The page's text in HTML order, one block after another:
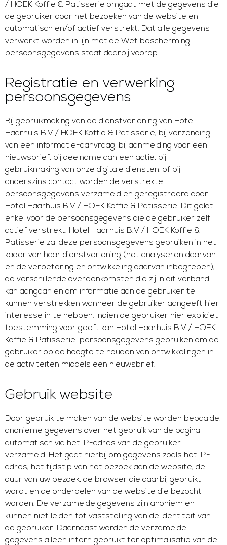
/ HOEK Koffie & Patisserie omgaat met de gegevens die
de gebruiker door het bezoeken van de website en
automatisch en/of actief verstrekt. Dat alle gegevens
verwerkt worden in lijn met de Wet bescherming
persoonsgegevens staat daarbij voorop.
Registratie en verwerking
persoonsgegevens
Bij gebruikmaking van de dienstverlening van Hotel
Haarhuis B.V / HOEK Koffie & Patisserie, bij verzending
van een informatie-aanvraag, bij aanmelding voor een
nieuwsbrief, bij deelname aan een actie, bij
gebruikmaking van onze digitale diensten, of bij
anderszins contact worden de verstrekte
persoonsgegevens verzameld en geregistreerd door
Hotel Haarhuis B.V / HOEK Koffie & Patisserie. Dit geldt
enkel voor de persoonsgegevens die de gebruiker zelf
actief verstrekt. Hotel Haarhuis B.V / HOEK Koffie &
Patisserie zal deze persoonsgegevens gebruiken in het
kader van haar dienstverlening (het analyseren daarvan
en de verbetering en ontwikkeling daarvan inbegrepen),
de verschillende overeenkomsten die zij in dit verband
kan aangaan en om informatie aan de gebruiker te
kunnen verstrekken wanneer de gebruiker aangeeft hier
interesse in te hebben. Indien de gebruiker hier expliciet
toestemming voor geeft kan Hotel Haarhuis B.V / HOEK
Koffie & Patisserie persoonsgegevens gebruiken om de
gebruiker op de hoogte te houden van ontwikkelingen in
de activiteiten middels een nieuwsbrief.
Gebruik website
Door gebruik te maken van de website worden bepaalde,
anonieme gegevens over het gebruik van de pagina
automatisch via het IP-adres van de gebruiker
verzameld. Het gaat hierbij om gegevens zoals het IP-
adres, het tijdstip van het bezoek aan de website, de
duur van uw bezoek, de browser die daarbij gebruikt
wordt en de onderdelen van de website die bezocht
worden. De verzamelde gegevens zijn anoniem en
kunnen niet leiden tot vaststelling van de identiteit van
de gebruiker. Daarnaast worden de verzamelde
gegevens alleen intern gebruikt ter optimalisatie van de